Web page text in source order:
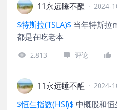
11永远睡不醒 · 2024-
$特斯拉(TSLA)$ 当年特斯拉
都是在吃老本
2,813 评论
11永远睡不醒 · 2024-
$恒生指数(HSI)$ 中概股和